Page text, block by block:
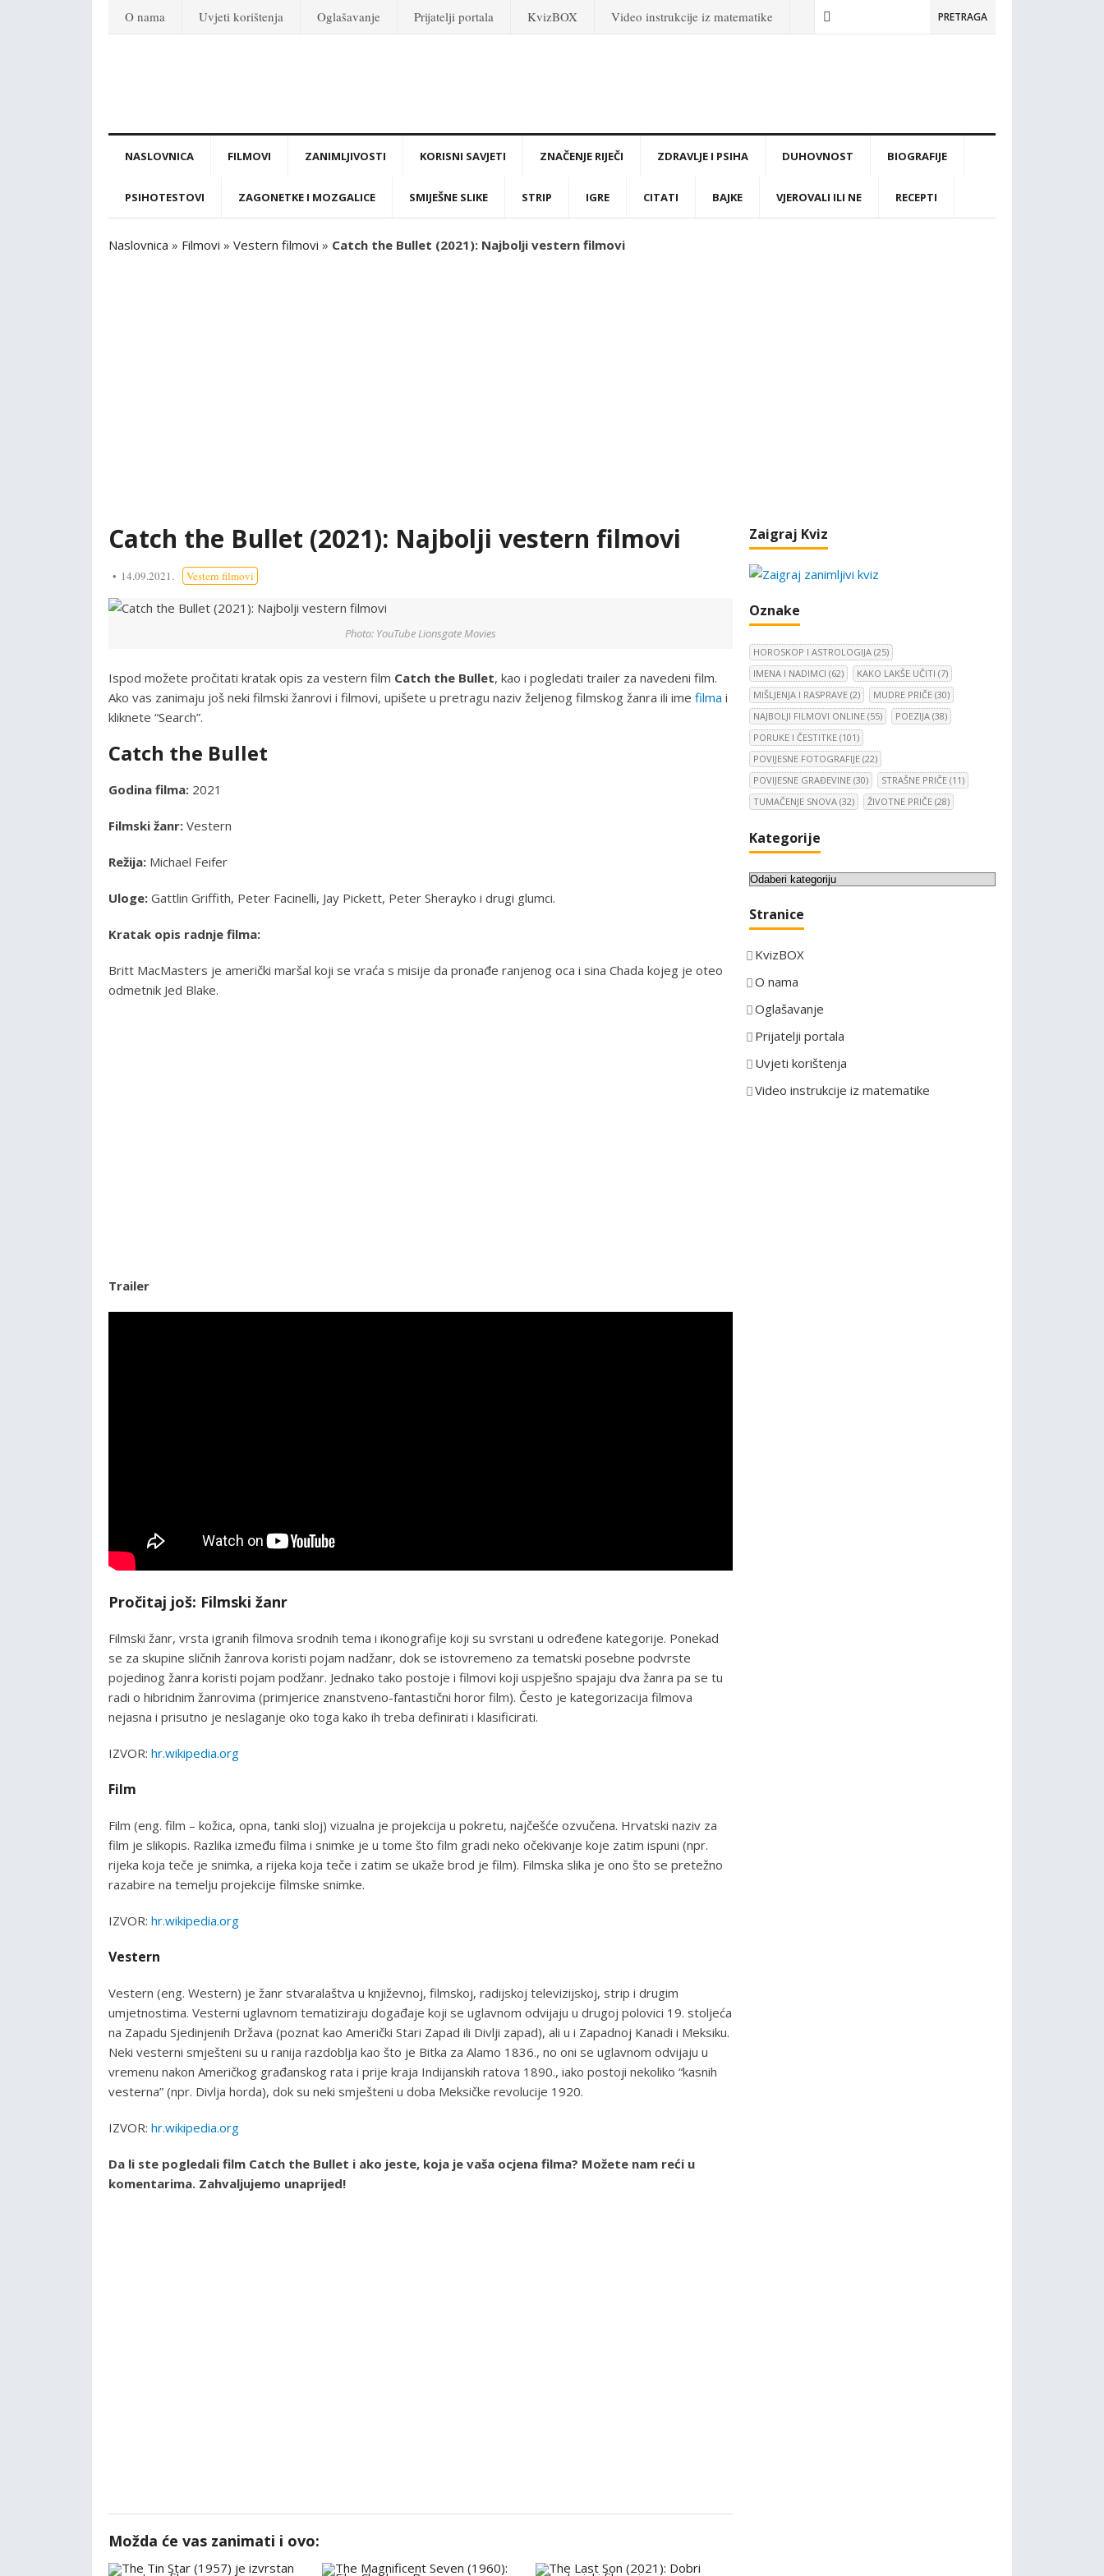
O nama Uvjeti korištenja Oglašavanje Prijatelji portala KvizBOX Video instrukcije iz matematike PRETRAGA
NASLOVNICA FILMOVI ZANIMLJIVOSTI KORISNI SAVJETI ZNAČENJE RIJEČI ZDRAVLJE I PSIHA DUHOVNOST BIOGRAFIJE
PSIHOTESTOVI ZAGONETKE I MOZGALICE SMIJEŠNE SLIKE STRIP IGRE CITATI BAJKE VJEROVALI ILI NE RECEPTI
Naslovnica » Filmovi » Vestern filmovi » Catch the Bullet (2021): Najbolji vestern filmovi
Catch the Bullet (2021): Najbolji vestern filmovi
14.09.2021. Vestern filmovi
Photo: YouTube Lionsgate Movies
Ispod možete pročitati kratak opis za vestern film Catch the Bullet, kao i pogledati trailer za navedeni film.
Ako vas zanimaju još neki filmski žanrovi i filmovi, upišete u pretragu naziv željenog filmskog žanra ili ime filma i
kliknete “Search”.
Catch the Bullet
Godina filma: 2021
Filmski žanr: Vestern
Režija: Michael Feifer
Uloge: Gattlin Griffith, Peter Facinelli, Jay Pickett, Peter Sherayko i drugi glumci.
Kratak opis radnje filma:
Britt MacMasters je američki maršal koji se vraća s misije da pronađe ranjenog oca i sina Chada kojeg je oteo
odmetnik Jed Blake.
Trailer
Pročitaj još: Filmski žanr
Filmski žanr, vrsta igranih filmova srodnih tema i ikonografije koji su svrstani u određene kategorije. Ponekad
se za skupine sličnih žanrova koristi pojam nadžanr, dok se istovremeno za tematski posebne podvrste
pojedinog žanra koristi pojam podžanr. Jednako tako postoje i filmovi koji uspješno spajaju dva žanra pa se tu
radi o hibridnim žanrovima (primjerice znanstveno-fantastični horor film). Često je kategorizacija filmova
nejasna i prisutno je neslaganje oko toga kako ih treba definirati i klasificirati.
IZVOR: hr.wikipedia.org
Film
Film (eng. film – kožica, opna, tanki sloj) vizualna je projekcija u pokretu, najčešće ozvučena. Hrvatski naziv za
film je slikopis. Razlika između filma i snimke je u tome što film gradi neko očekivanje koje zatim ispuni (npr.
rijeka koja teče je snimka, a rijeka koja teče i zatim se ukaže brod je film). Filmska slika je ono što se pretežno
razabire na temelju projekcije filmske snimke.
IZVOR: hr.wikipedia.org
Vestern
Vestern (eng. Western) je žanr stvaralaštva u književnoj, filmskoj, radijskoj televizijskoj, strip i drugim
umjetnostima. Vesterni uglavnom tematiziraju događaje koji se uglavnom odvijaju u drugoj polovici 19. stoljeća
na Zapadu Sjedinjenih Država (poznat kao Američki Stari Zapad ili Divlji zapad), ali u i Zapadnoj Kanadi i Meksiku.
Neki vesterni smješteni su u ranija razdoblja kao što je Bitka za Alamo 1836., no oni se uglavnom odvijaju u
vremenu nakon Američkog građanskog rata i prije kraja Indijanskih ratova 1890., iako postoji nekoliko “kasnih
vesterna” (npr. Divlja horda), dok su neki smješteni u doba Meksičke revolucije 1920.
IZVOR: hr.wikipedia.org
Da li ste pogledali film Catch the Bullet i ako jeste, koja je vaša ocjena filma? Možete nam reći u
komentarima. Zahvaljujemo unaprijed!
Možda će vas zanimati i ovo:
Zaigraj Kviz
Oznake
HOROSKOP I ASTROLOGIJA (25)
IMENA I NADIMCI (62) KAKO LAKŠE UČITI (7)
MIŠLJENJA I RASPRAVE (2) MUDRE PRIČE (30)
NAJBOLJI FILMOVI ONLINE (55) POEZIJA (38)
PORUKE I ČESTITKE (101)
POVIJESNE FOTOGRAFIJE (22)
POVIJESNE GRAĐEVINE (30) STRAŠNE PRIČE (11)
TUMAČENJE SNOVA (32) ŽIVOTNE PRIČE (28)
Kategorije
K
t
g
o
i
j
e
Stranice
KvizBOX
O nama
Oglašavanje
Prijatelji portala
Uvjeti korištenja
Video instrukcije iz matematike